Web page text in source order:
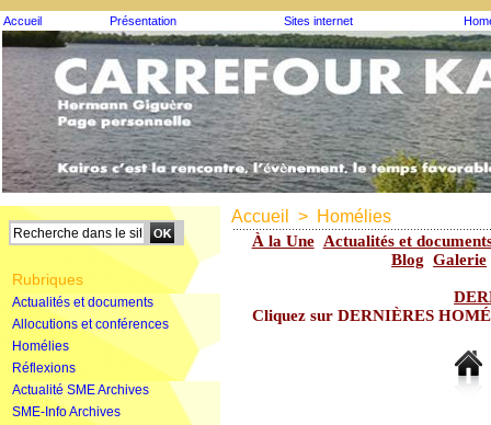
Accueil Présentation Sites internet
Rubriques
Actualités et documents
Allocutions et conférences
Homélies
Réflexions
Actualité SME Archives
SME-Info Archives
Accueil > Homélies
À la Une Actualités et
Blog Galerie
Cliquez sur DERNIÈRES